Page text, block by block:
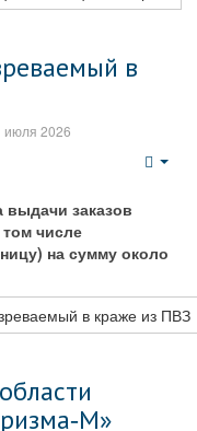
в
июля 2026
выдачи заказов
числе
на сумму около
в краже из ПВЗ